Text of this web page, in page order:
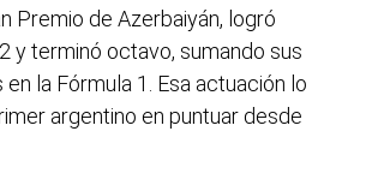
Premio de Azerbaiyán, logró
y terminó octavo, sumando sus
la Fórmula 1. Esa actuación lo
argentino en puntuar desde